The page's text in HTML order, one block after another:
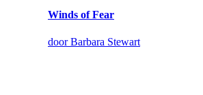
Winds of Fear
door Barbara Stewart